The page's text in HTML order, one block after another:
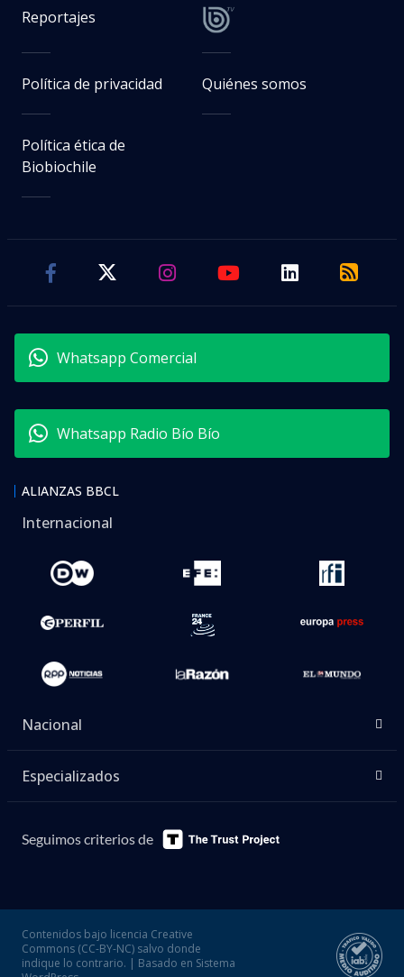
Reportajes
Política de privacidad Quiénes somos
Política ética de
Biobiochile
Whatsapp Comercial
Whatsapp Radio Bío Bío
ALIANZAS BBCL
Internacional
Nacional
Especializados
Seguimos criterios de
Contenidos bajo licencia Creative
Commons (CC-BY-NC) salvo donde
indique lo contrario. | Basado en Sistema